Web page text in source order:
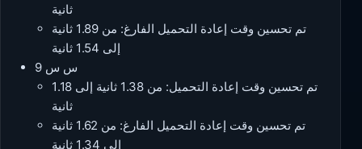
ثانية
تم تحسين وقت إعادة التحميل الفارغ: من 1.89 ثانية
إلى 1.54 ثانية
س س 9
تم تحسين وقت إعادة التحميل: من 1.38 ثانية إلى 1.18
ثانية
تم تحسين وقت إعادة التحميل الفارغ: من 1.62 ثانية
إلى 1.34 ثانية